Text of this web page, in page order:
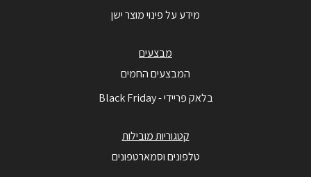
מידע על פינוי מוצר ישן
מבצעים
המבצעים החמים
בלאק פריידי - Black Friday
קטגוריות מובילות
טלפונים וסמארטפונים